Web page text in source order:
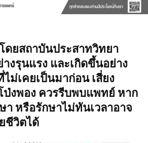
ดยสถาบันประสาทวิทยา
งรุนแรง และเกิดขึ้นอย่าง
ม่เคยเป็นมาก่อน เสี่ยง
ป่งพอง ควรรีบพบแพทย์ หาก
า หรือรักษาไม่ทันเวลาอาจ
ชีวิตได้